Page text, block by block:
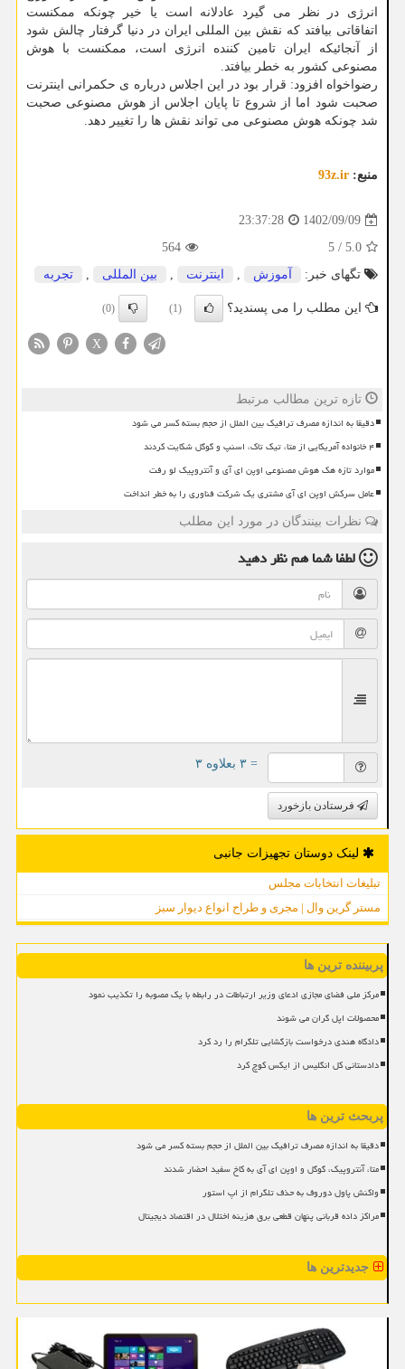
انرژی در نظر می گیرد عادلانه است یا خیر چونکه ممکنست
اتفاقاتی بیافتد که نقش بین المللی ایران در دنیا گرفتار چالش شود
از آنجائیکه ایران تامین کننده انرژی است، ممکنست با هوش
مصنوعی کشور به خطر بیافتد.
رضواخواه افزود: قرار بود در این اجلاس درباره ی حکمرانی اینترنت
صحبت شود اما از شروع تا پایان اجلاس از هوش مصنوعی صحبت
شد چونکه هوش مصنوعی می تواند نقش ها را تغییر دهد.
منبع: 93z.ir
1402/09/09
23:37:28
5.0
/
5
564
تگهای خبر:
آموزش , اینترنت , بین المللی , تجربه
این مطلب را می پسندید؟ (1)
(0)
X
تازه ترین مطالب مرتبط
دقیقا به اندازه مصرف ترافیک بین الملل از حجم بسته کسر می شود
۴ خانواده آمریکایی از متا، تیک تاک، اسنپ و گوگل شکایت کردند
موارد تازه هک هوش مصنوعی اوپن ای آی و آنتروپیک لو رفت
عامل سرکش اوپن ای آی مشتری یک شرکت فناوری را به خطر انداخت
نظرات بینندگان در مورد این مطلب
لطفا شما همنظر دهید
= ۳ بعلاوه ۳
فرستادن بازخورد
لینک دوستان تجهیزات جانبی
تبلیغات انتخابات مجلس
مستر گرین وال | مجری و طراح انواع دیوار سبز
پربیننده ترین ها
مرکز ملی فضای مجازی ادعای وزیر ارتباطات در رابطه با یک مصوبه را تکذیب نمود
محصولات اپل گران می شوند
دادگاه هندی درخواست بازگشایی تلگرام را رد کرد
دادستانی کل انگلیس از ایکس کوچ کرد
پربحث ترین ها
دقیقا به اندازه مصرف ترافیک بین الملل از حجم بسته کسر می شود
متا، آنتروپیک، گوگل و اوپن ای آی به کاخ سفید احضار شدند
واکنش پاول دوروف به حذف تلگرام از اپ استور
مراکز داده قربانی پنهان قطعی برق هزینه اختلال در اقتصاد دیجیتال
جدیدترین ها